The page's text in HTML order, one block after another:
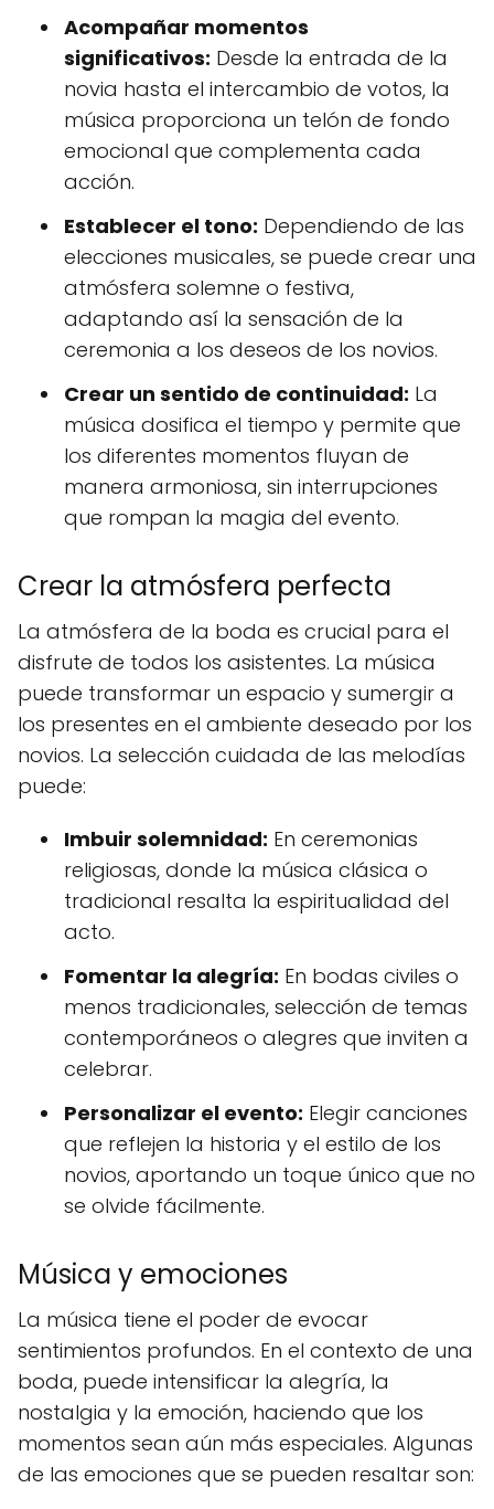
Acompañar momentos
significativos: Desde la entrada de la
novia hasta el intercambio de votos, la
música proporciona un telón de fondo
emocional que complementa cada
acción.
Establecer el tono: Dependiendo de las
elecciones musicales, se puede crear una
atmósfera solemne o festiva,
adaptando así la sensación de la
ceremonia a los deseos de los novios.
Crear un sentido de continuidad: La
música dosifica el tiempo y permite que
los diferentes momentos fluyan de
manera armoniosa, sin interrupciones
que rompan la magia del evento.
Crear la atmósfera perfecta
La atmósfera de la boda es crucial para el
disfrute de todos los asistentes. La música
puede transformar un espacio y sumergir a
los presentes en el ambiente deseado por los
novios. La selección cuidada de las melodías
puede:
Imbuir solemnidad: En ceremonias
religiosas, donde la música clásica o
tradicional resalta la espiritualidad del
acto.
Fomentar la alegría: En bodas civiles o
menos tradicionales, selección de temas
contemporáneos o alegres que inviten a
celebrar.
Personalizar el evento: Elegir canciones
que reflejen la historia y el estilo de los
novios, aportando un toque único que no
se olvide fácilmente.
Música y emociones
La música tiene el poder de evocar
sentimientos profundos. En el contexto de una
boda, puede intensificar la alegría, la
nostalgia y la emoción, haciendo que los
momentos sean aún más especiales. Algunas
de las emociones que se pueden resaltar son: